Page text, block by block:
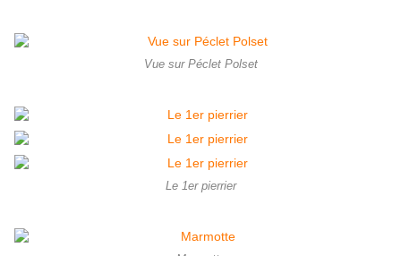
Vue sur Péclet Polset
Le 1er pierrier